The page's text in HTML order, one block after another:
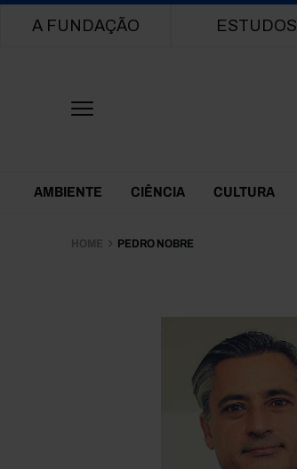
Main navigation
A FUNDAÇÃO ESTUDOS
Themes Menu
AMBIENTE CIÊNCIA CULTURA
HOME PEDRO NOBRE